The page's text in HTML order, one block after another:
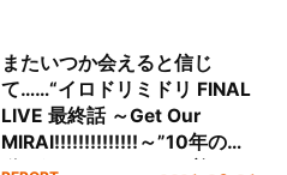
またいつか会えると信じ
て……“イロドリミドリ FINAL
LIVE 最終話 ～Get Our
MIRAI!!!!!!!!!!!!!!～”10年の活
動を経てファイナルを迎える